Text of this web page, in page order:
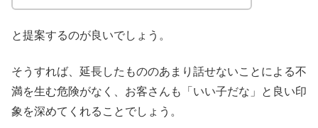
と提案するのが良いでしょう。
そうすれば、延長したもののあまり話せないことによる不
満を生む危険がなく、お客さんも「いい子だな」と良い印
象を深めてくれることでしょう。